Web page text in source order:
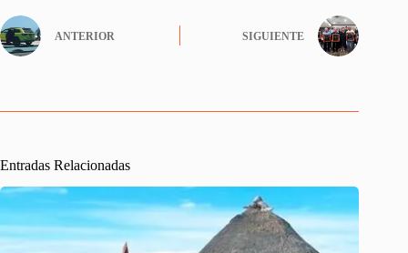
ANTERIOR SIGUIENTE
Entradas Relacionadas